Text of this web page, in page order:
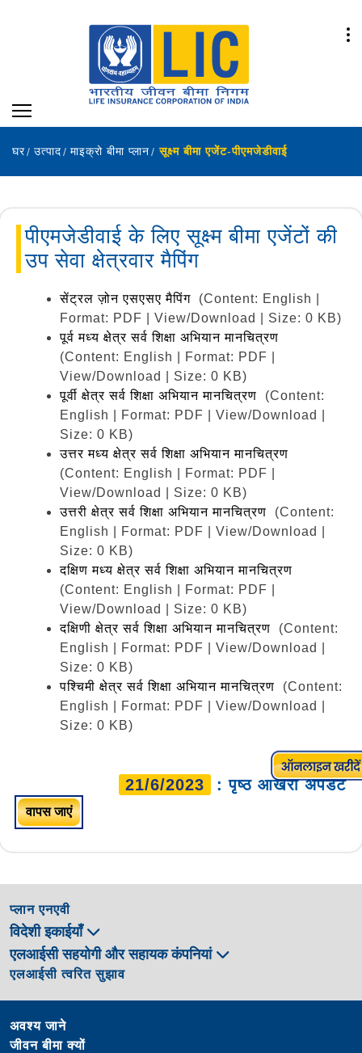
घर उत्पाद माइक्रो बीमा प्लान सूक्ष्म बीमा एजेंट-पीएमजेडीवाई
पीएमजेडीवाई के लिए सूक्ष्म बीमा एजेंटों की
उप सेवा क्षेत्रवार मैपिंग
सेंट्रल ज़ोन एसएसए मैपिंग
(Content: English |
Format: PDF | View/Download | Size: 0 KB)
पूर्व मध्य क्षेत्र सर्व शिक्षा अभियान मानचित्रण
(Content: English | Format: PDF |
View/Download | Size: 0 KB)
पूर्वी क्षेत्र सर्व शिक्षा अभियान मानचित्रण
(Content:
English | Format: PDF | View/Download |
Size: 0 KB)
उत्तर मध्य क्षेत्र सर्व शिक्षा अभियान मानचित्रण
(Content: English | Format: PDF |
View/Download | Size: 0 KB)
उत्तरी क्षेत्र सर्व शिक्षा अभियान मानचित्रण
(Content:
English | Format: PDF | View/Download |
Size: 0 KB)
दक्षिण मध्य क्षेत्र सर्व शिक्षा अभियान मानचित्रण
(Content: English | Format: PDF |
View/Download | Size: 0 KB)
दक्षिणी क्षेत्र सर्व शिक्षा अभियान मानचित्रण
(Content:
English | Format: PDF | View/Download |
Size: 0 KB)
पश्चिमी क्षेत्र सर्व शिक्षा अभियान मानचित्रण
(Content:
English | Format: PDF | View/Download |
Size: 0 KB)
21/6/2023 : पृष्ठ आखरी अपडेट
वापस जाएं
प्लान एनएवी
विदेशी इकाईयाँ
एलआईसी सहयोगी और सहायक कंपनियां
एलआईसी त्वरित सुझाव
अवश्य जाने
जीवन बीमा क्यों